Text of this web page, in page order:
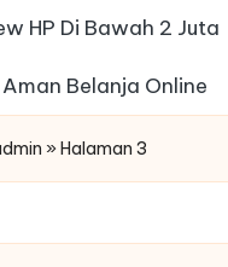
HP Di Bawah 2 Juta
Belanja Online
» Halaman 3